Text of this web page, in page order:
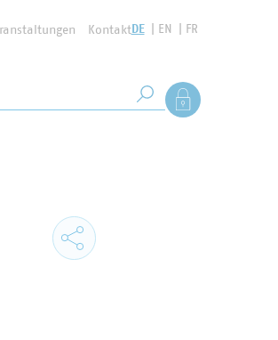
KontaktDE EN FR
Suche starten
Als Mitglied